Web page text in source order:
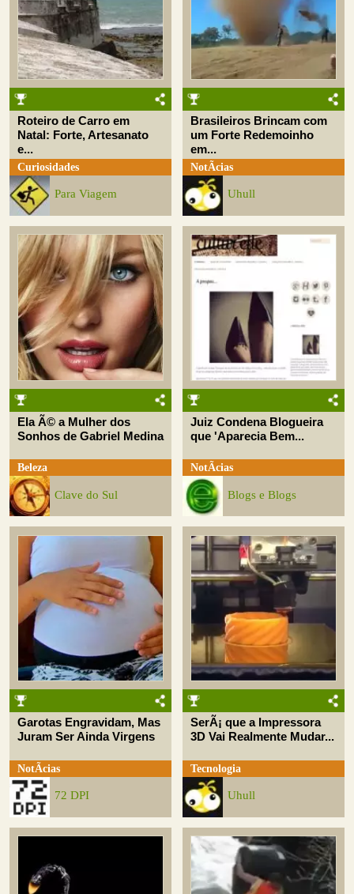
Roteiro de Carro em
Natal: Forte, Artesanato
e...
Curiosidades
Para Viagem
Brasileiros Brincam com
um Forte Redemoinho
em...
NotÃ­cias
Uhull
Ela Ã© a Mulher dos
Sonhos de Gabriel Medina
Beleza
Clave do Sul
Juiz Condena Blogueira
que 'Aparecia Bem...
NotÃ­cias
Blogs e Blogs
Garotas Engravidam, Mas
Juram Ser Ainda Virgens
NotÃ­cias
72 DPI
SerÃ¡ que a Impressora
3D Vai Realmente Mudar...
Tecnologia
Uhull